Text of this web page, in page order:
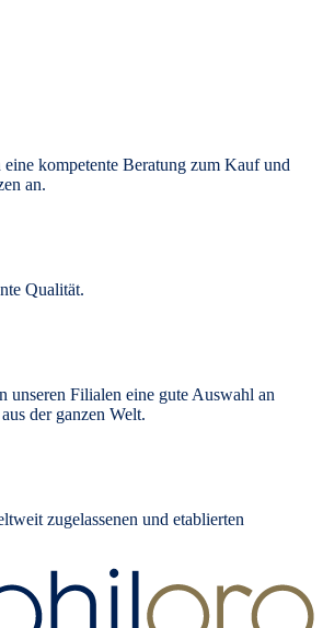
kompetente Beratung zum Kauf und
an.
Qualität.
unseren Filialen eine gute Auswahl an
der ganzen Welt.
zugelassenen und etablierten